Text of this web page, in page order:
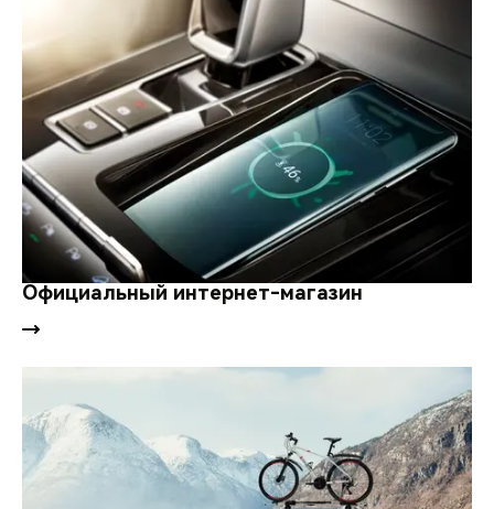
Официальный интернет-магазин